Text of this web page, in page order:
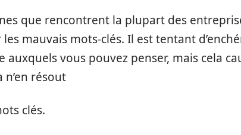
que rencontrent la plupart des
mauvais mots-clés. Il est tentant
auxquels vous pouvez penser, mais cela
résout
clés.